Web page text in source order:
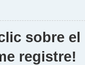
sobre
registre!